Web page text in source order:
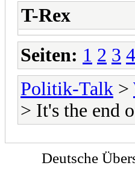
T-Rex
Seiten: 1 2 3 4
Politik-Talk >
> It's the end
Deutsche